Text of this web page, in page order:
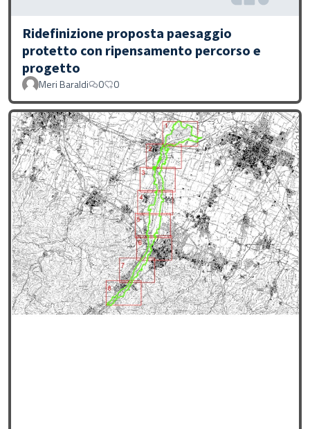
Ridefinizione proposta paesaggio
protetto con ripensamento percorso e
progetto
Meri Baraldi 0 0